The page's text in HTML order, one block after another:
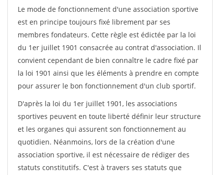
Le mode de fonctionnement d'une association sportive
est en principe toujours fixé librement par ses
membres fondateurs. Cette règle est édictée par la loi
du 1er juillet 1901 consacrée au contrat d'association. Il
convient cependant de bien connaître le cadre fixé par
la loi 1901 ainsi que les éléments à prendre en compte
pour assurer le bon fonctionnement d'un club sportif.
D'après la loi du 1er juillet 1901, les associations
sportives peuvent en toute liberté définir leur structure
et les organes qui assurent son fonctionnement au
quotidien. Néanmoins, lors de la création d'une
association sportive, il est nécessaire de rédiger des
statuts constitutifs. C'est à travers ses statuts que